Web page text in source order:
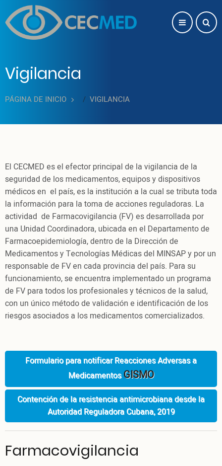
Pasar al contenido principal
Vigilancia
PÁGINA DE INICIO VIGILANCIA
El CECMED es el efector principal de la vigilancia de la
seguridad de los medicamentos, equipos y dispositivos
médicos en el país, es la institución a la cual se tributa toda
la información para la toma de acciones reguladoras. La
actividad de Farmacovigilancia (FV) es desarrollada por
una Unidad Coordinadora, ubicada en el Departamento de
Farmacoepidemiología, dentro de la Dirección de
Medicamentos y Tecnologías Médicas del MINSAP y por un
responsable de FV en cada provincia del país. Para su
funcionamiento, se encuentra implementado un programa
de FV para todos los profesionales y técnicos de la salud,
con un único método de validación e identificación de los
riesgos asociados a los medicamentos comercializados.
Formulario para notificar Reacciones Adversas a
MedicamentosGISMO
Contención de la resistencia antimicrobiana desde la
Autoridad Reguladora Cubana, 2019
Farmacovigilancia